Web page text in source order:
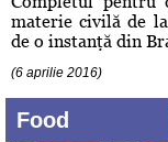
materie civilă de
de o instanţă din
(6 aprilie 2016)
Food